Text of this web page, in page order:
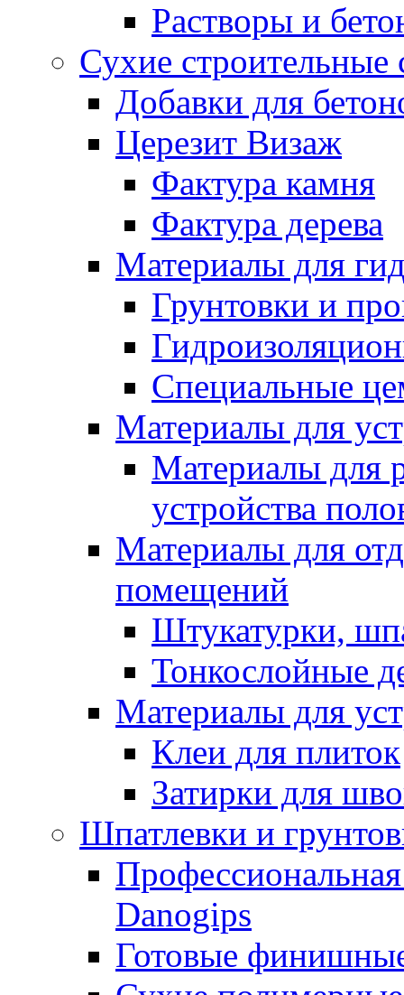
Растворы и
Сухие строительные
Добавки для
Церезит Визаж
Фактура камня
Фактура дерева
Материалы для
Грунтовки и
Специальные
Материалы для
Материалы для
устройства
Материалы для
помещений
Штукатурки,
Тонкослойные
Материалы для
Клеи для плиток
Затирки для
Шпатлевки и
Danogips
Готовые